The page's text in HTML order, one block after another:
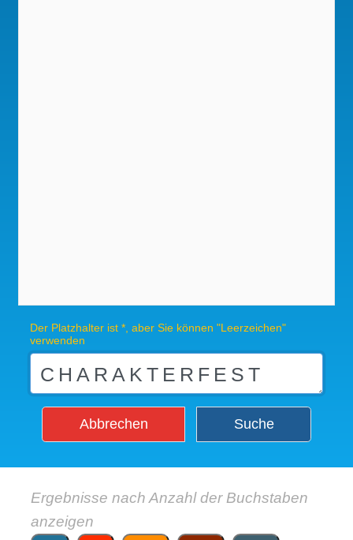
Der Platzhalter ist *, aber Sie können "Leerzeichen"
verwenden
Abbrechen Suche
Ergebnisse nach Anzahl der Buchstaben
anzeigen